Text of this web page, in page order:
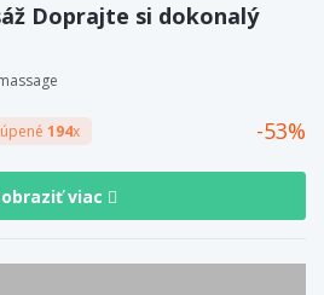
Doprajte si dokonalý
194x 53
viac